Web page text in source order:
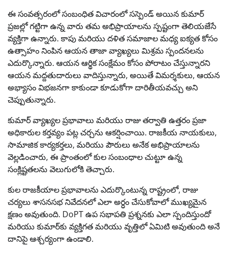
ఈ సంవత్సరంలో సంబంధిత విచారంలో సస్పెండ్ అయిన కుమార్
ప్రజల్లో గట్టిగా ఉన్న వారు తమ అభిప్రాయాలను స్పష్టంగా తెలియజేసే
వ్యక్తిగా ఉన్నారు. కాపు మరియు దళిత సమాజాల మధ్య ఐక్యత కోసం
ఉత్సాహం నింపిన ఆయన తాజా వ్యాఖ్యలు మిశ్రమ స్పందనలను
ఎదుర్కొన్నారు. ఆయన ఆర్థిక సంక్షేమం కోసం పోరాటం చేస్తున్నారని
ఆయన మద్దతుదారులు వాదిస్తున్నారు, అయితే విమర్శకులు, ఆయన
అభ్యాసం విభజనగా కాకుండా కూడుకోగా దారితీయవచ్చు అని
చెప్పుతున్నారు.
కుమార్ వ్యాఖ్యల ప్రభావాలు మరియు రాజు తర్వాతి ఉత్తరం ప్రజా
అధికారుల కర్తవ్యం పట్ల చర్చను ఆకర్షించాయి. రాజకీయ నాయకులు,
సామాజిక కార్యకర్తలు, మరియు పౌరులు అనేక అభిప్రాయాలను
వెల్లడించారు, ఈ ప్రాంతంలో కుల సంబంధాల చుట్టూ ఉన్న
సంక్లిష్టతలను వెలుగులోకి తెచ్చారు.
కుల రాజకీయాల ప్రభావాలను ఎదుర్కొంటున్న రాష్ట్రంలో, రాజు
చర్యలు శాసనసభ నివేదనలో ఎలా అర్ధం చేసుకోవాలో ముఖ్యమైన
క్షణం అవుతుంది. DoPT ఉప సభాపతి ప్రశ్ననకు ఎలా స్పందిస్తుందో
మరియు కుమార్‌కు వ్యక్తిగత మరియు వృత్తిలో ఏమిటి అవుతుంది అనే
దానిపై ఆశ్చర్యంగా ఉండాలి.